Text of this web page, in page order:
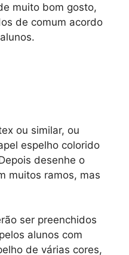
muito bom gosto,
de comum acordo
ou similar, ou
espelho colorido
desenhe o
muitos ramos, mas
ser preenchidos
alunos com
de várias cores,